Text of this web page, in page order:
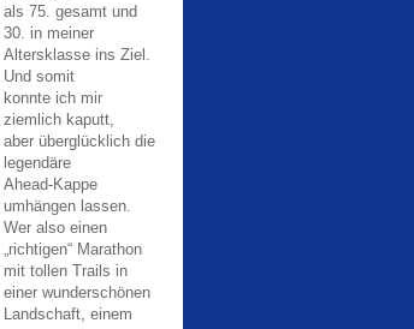
als 75. gesamt und
30. in meiner
Altersklasse ins Ziel.
Und somit
konnte ich mir
ziemlich kaputt,
aber überglücklich die
legendäre
Ahead-Kappe
umhängen lassen.
Wer also einen
„richtigen“ Marathon
mit tollen Trails in
einer wunderschönen
Landschaft, einem